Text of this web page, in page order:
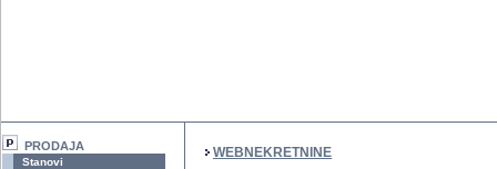
PRODAJA
Stanovi
WEBNEKRETNINE